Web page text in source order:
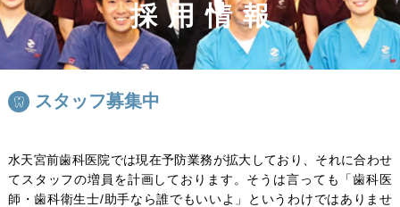
採用情報
スタッフ募集中
水天宮前歯科医院では現在予防業務が拡大しており、それに合わせ
てスタッフの増員を計画しております。そうは言っても「歯科医
師・歯科衛生士/助手なら誰でもいいよ」というわけではありませ